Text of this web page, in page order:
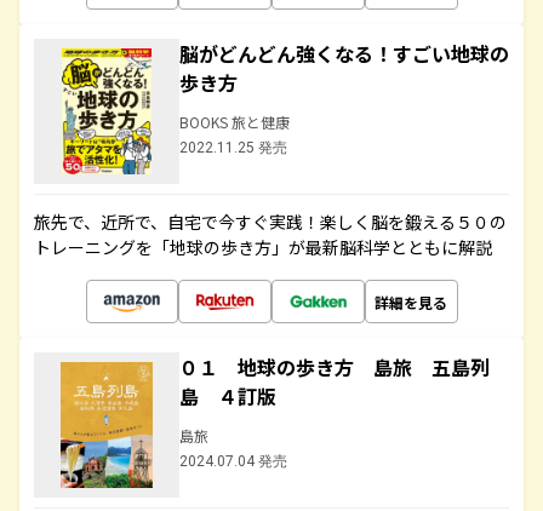
脳がどんどん強くなる！すごい地球の
歩き方
BOOKS 旅と健康
2022.11.25 発売
旅先で、近所で、自宅で今すぐ実践！楽しく脳を鍛える５０の
トレーニングを「地球の歩き方」が最新脳科学とともに解説
詳細を見る
０１ 地球の歩き方 島旅 五島列
島 ４訂版
島旅
2024.07.04 発売